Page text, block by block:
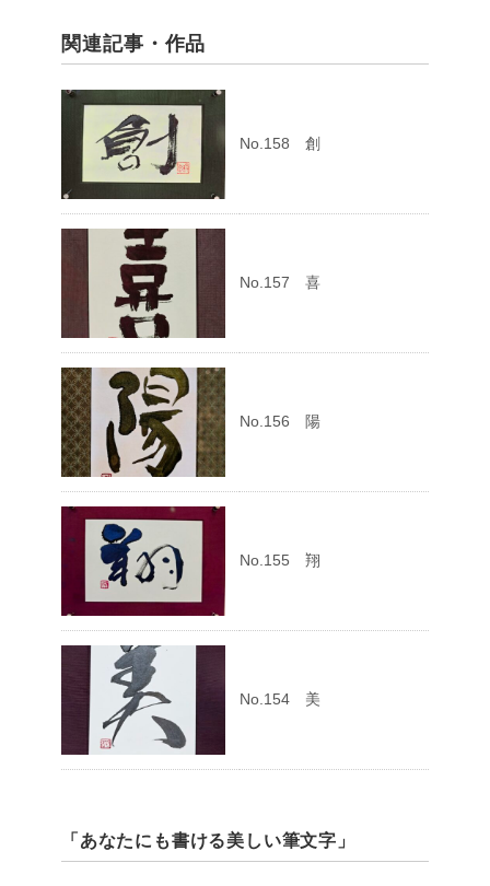
関連記事・作品
No.158 創
No.157 喜
No.156 陽
No.155 翔
No.154 美
「あなたにも書ける美しい筆文字」